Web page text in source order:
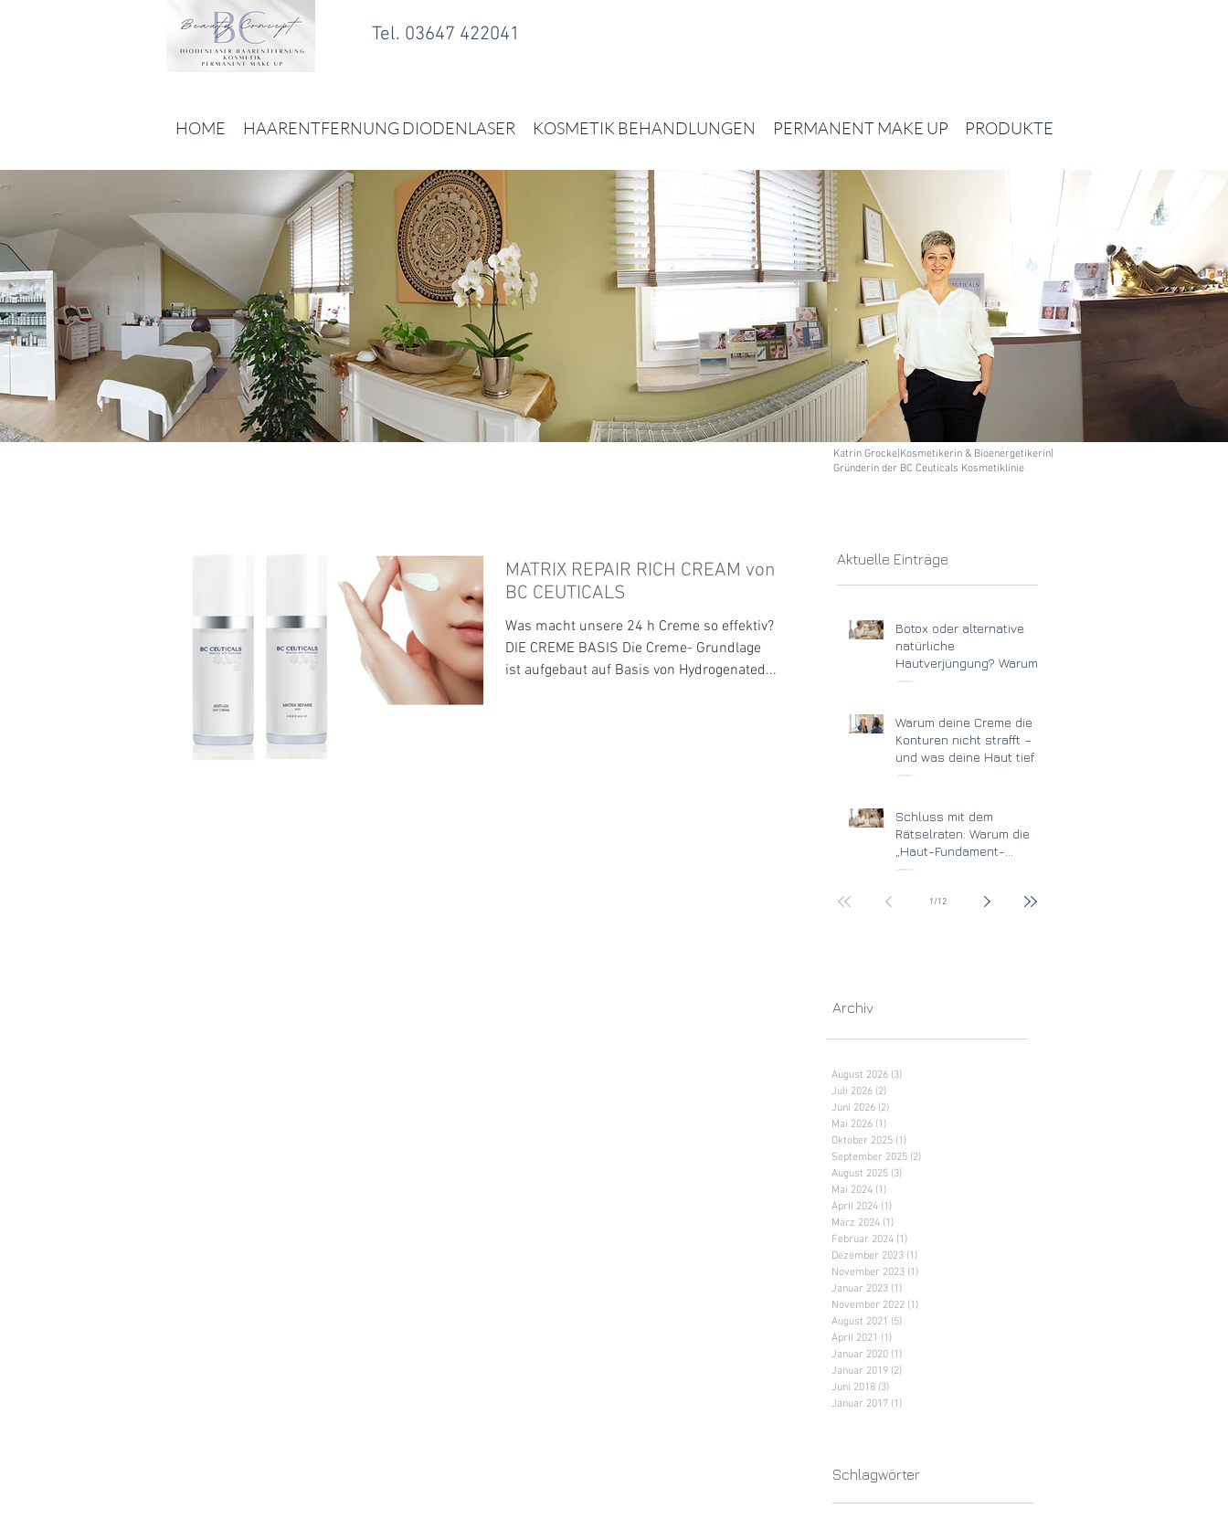
Tel. 03647 422041
HOME HAARENTFERNUNG DIODENLASER KOSMETIK BEHANDLUNGEN PERMANENT MAKE UP PRODUKTE
Katrin Grocke|Kosmetikerin & Bioenergetikerin|
Gründerin der BC Ceuticals Kosmetiklinie
MATRIX REPAIR RICH CREAM von
BC CEUTICALS
Was macht unsere 24 h Creme so effektiv?
DIE CREME BASIS Die Creme- Grundlage
ist aufgebaut auf Basis von Hydrogenated...
Aktuelle Einträge
Botox oder alternative
natürliche
Hautverjüngung? Warum
schöne Haut mehr
Behandlung einer Falte
Warum deine Creme die
Konturen nicht strafft –
und was deine Haut tief
unten wirklich braucht
Schluss mit dem
Rätselraten: Warum die
„Haut-Fundament-
Methode“ den
1/12
Archiv
August 2026 (3)
Juli 2026 (2)
Juni 2026 (2)
Mai 2026 (1)
Oktober 2025 (1)
September 2025 (2)
August 2025 (3)
Mai 2024 (1)
April 2024 (1)
März 2024 (1)
Februar 2024 (1)
Dezember 2023 (1)
November 2023 (1)
Januar 2023 (1)
November 2022 (1)
August 2021 (5)
April 2021 (1)
Januar 2020 (1)
Januar 2019 (2)
Juni 2018 (3)
Januar 2017 (1)
Schlagwörter